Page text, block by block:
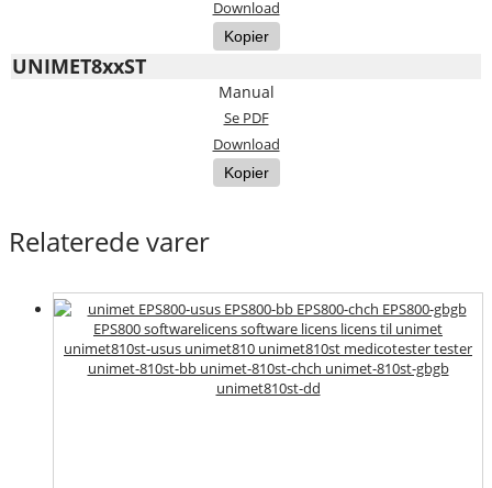
Download
Kopier
UNIMET8xxST
Manual
Se PDF
Download
Kopier
Relaterede varer